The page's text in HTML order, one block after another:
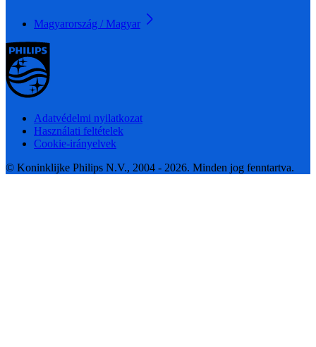
Magyarország / Magyar
Adatvédelmi nyilatkozat
Használati feltételek
Cookie-irányelvek
© Koninklijke Philips N.V., 2004 - 2026. Minden jog fenntartva.